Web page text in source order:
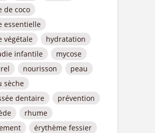
de coco
essentielle
végétale
hydratation
infantile
mycose
nourisson
peau
sèche
dentaire
prévention
rhume
érythème fessier